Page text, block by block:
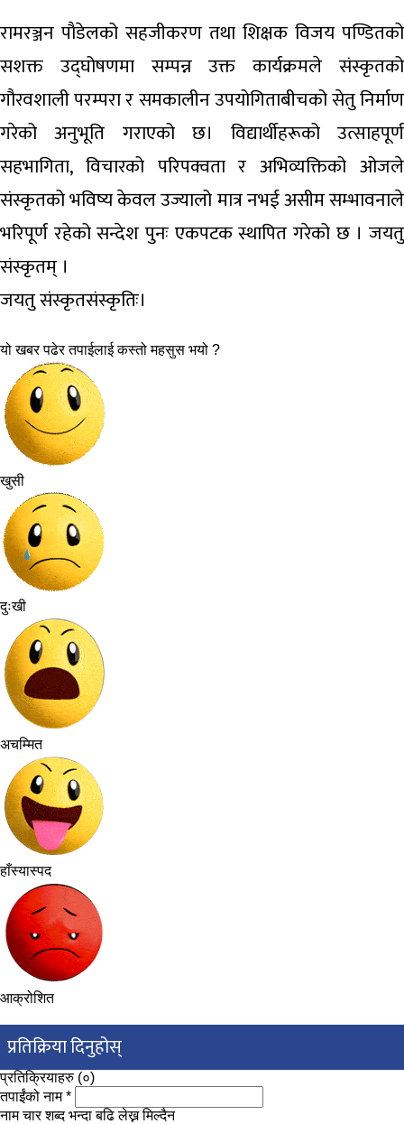
रामरञ्जन पौडेलको सहजीकरण तथा शिक्षक विजय पण्डितको
सशक्त उद्घोषणमा सम्पन्न उक्त कार्यक्रमले संस्कृतको
गौरवशाली परम्परा र समकालीन उपयोगिताबीचको सेतु निर्माण
गरेको अनुभूति गराएको छ। विद्यार्थीहरूको उत्साहपूर्ण
सहभागिता, विचारको परिपक्वता र अभिव्यक्तिको ओजले
संस्कृतको भविष्य केवल उज्यालो मात्र नभई असीम सम्भावनाले
भरिपूर्ण रहेको सन्देश पुनः एकपटक स्थापित गरेको छ । जयतु
संस्कृतम् ।
जयतु संस्कृतसंस्कृतिः।
यो खबर पढेर तपाईलाई कस्तो महसुस भयो ?
खुसी
दुःखी
अचम्मित
हाँस्यास्पद
आक्रोशित
प्रतिक्रिया दिनुहोस्
प्रतिक्रियाहरु (०)
तपाईंको नाम*
नाम चार शब्द भन्दा बढि लेख्न मिल्दैन